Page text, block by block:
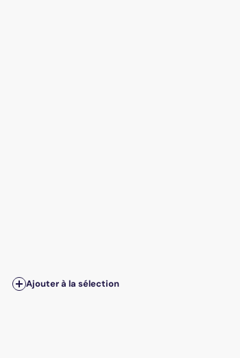
Ajouter à la sélection